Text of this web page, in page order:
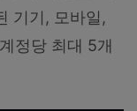
기기, 모바일,
정당 최대 5개